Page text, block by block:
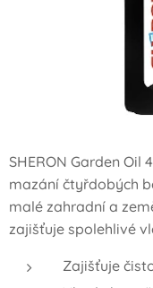
SHERON Garden
mazání čtyřdobých
malé zahradní a
zajišťuje spolehlivé
Zajišťuje